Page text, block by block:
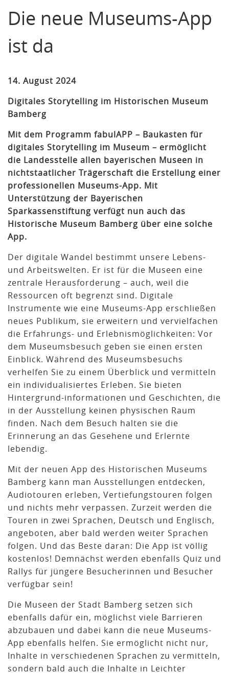
Die neue Museums-App
ist da
14. August 2024
Digitales Storytelling im Historischen Museum
Bamberg
Mit dem Programm fabulAPP – Baukasten für
digitales Storytelling im Museum – ermöglicht
die Landesstelle allen bayerischen Museen in
nichtstaatlicher Trägerschaft die Erstellung einer
professionellen Museums-App. Mit
Unterstützung der Bayerischen
Sparkassenstiftung verfügt nun auch das
Historische Museum Bamberg über eine solche
App.
Der digitale Wandel bestimmt unsere Lebens-
und Arbeitswelten. Er ist für die Museen eine
zentrale Herausforderung – auch, weil die
Ressourcen oft begrenzt sind. Digitale
Instrumente wie eine Museums-App erschließen
neues Publikum, sie erweitern und vervielfachen
die Erfahrungs- und Erlebnismöglichkeiten: Vor
dem Museumsbesuch geben sie einen ersten
Einblick. Während des Museumsbesuchs
verhelfen Sie zu einem Überblick und vermitteln
ein individualisiertes Erleben. Sie bieten
Hintergrund-informationen und Geschichten, die
in der Ausstellung keinen physischen Raum
finden. Nach dem Besuch halten sie die
Erinnerung an das Gesehene und Erlernte
lebendig.
Mit der neuen App des Historischen Museums
Bamberg kann man Ausstellungen entdecken,
Audiotouren erleben, Vertiefungstouren folgen
und nichts mehr verpassen. Zurzeit werden die
Touren in zwei Sprachen, Deutsch und Englisch,
angeboten, aber bald werden weiter Sprachen
folgen. Und das Beste daran: Die App ist völlig
kostenlos! Demnächst werden ebenfalls Quiz und
Rallys für jüngere Besucherinnen und Besucher
verfügbar sein!
Die Museen der Stadt Bamberg setzen sich
ebenfalls dafür ein, möglichst viele Barrieren
abzubauen und dabei kann die neue Museums-
App ebenfalls helfen. Sie ermöglicht nicht nur,
Inhalte in verschiedenen Sprachen zu vermitteln,
sondern bald auch die Inhalte in Leichter